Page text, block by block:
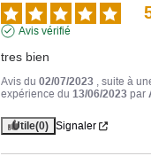
Avis vérifié
tres bien
Avis du 02/07/2023 , suite à
expérience du 13/06/2023 par
Utile(0) Signaler